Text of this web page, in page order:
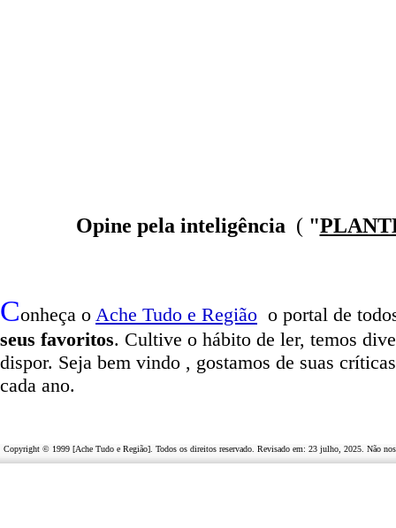
Opine pela inteligência ( "
Conheça o Ache Tudo e Região o portal de
seus favoritos. Cultive o hábito de ler, temos
dispor. Seja bem vindo , gostamos de suas
cada ano.
Copyright © 1999 [Ache Tudo e Região]. Todos os direitos reservado. Revisado em: 23 julho, 2025 . Não